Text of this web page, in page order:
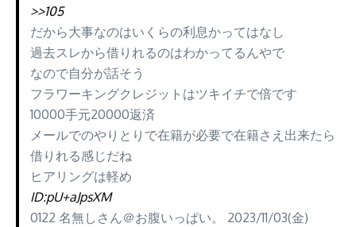
>>105
だから大事なのはいくらの利息かってはなし
過去スレから借りれるのはわかってるんやで
なので自分が話そう
フラワーキングクレジットはツキイチで倍です
10000手元20000返済
メールでのやりとりで在籍が必要で在籍さえ出来たら
借りれる感じだね
ヒアリングは軽め
ID:pU+aJpsXM
0122 名無しさん＠お腹いっぱい。 2023/11/03(金)